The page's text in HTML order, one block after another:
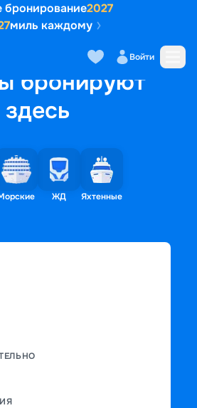
бронирование2027
миль каждому
Войти
бронируют
здесь
ЖД Яхтенные